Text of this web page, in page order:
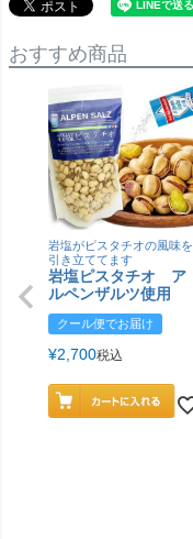
おすすめ商品
岩塩がピスタチオの風味を
引き立ててます
岩塩ピスタチオ ア
ルペンザルツ使用
クール便でお届け
¥2,700税込